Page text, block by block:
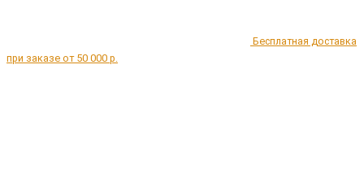
Бесплатная доставка
при заказе от 50 000 р.